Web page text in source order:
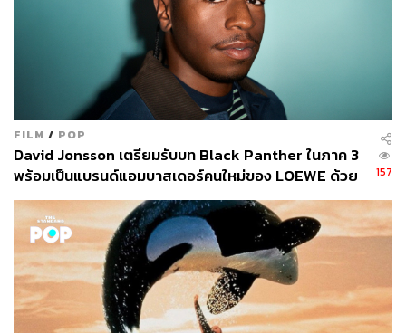
The Marvel Experience ในประเทศไทยถือเป็นการเปิดตลาด
ของมาร์เวลเป็นประเทศแรกในเอเชียตะวันออกเฉียงใต้และ
แห่งที่ 3 ของโลก ตามหลังสหรัฐอเมริกา และเมืองปูซาน
ประเทศเกาหลีใต้ ที่เปิดบริการไปเมื่อเดือนตุลาคมปีที่ผ่านมา
และมาร์เวลเองยังเล็งเห็นว่าตลาดอาเซียนมีการเติบโตใน
เรื่องปริมาณการซื้อสินค้าที่ระลึกของมาร์เวลรวดเร็วที่สุดใน
โลก แถมตัวละครต่างๆ ก็ยังเป็นที่ประทับใจของเด็กรุ่นใหม่
ซึ่งเมื่อเทียบกับสหรัฐอเมริกานั้นพบว่าเริ่มอิ่มตัวแล้ว เพราะ
เด็กๆ รู้จักกับตัวละครเหล่านี้มาเป็นเวลานาน
“The Marvel Experience Thailand ถือเป็นที่แรกในอาเซียนที่
FILM / POP
David Jonsson เตรียมรับบท Black Panther ในภาค 3
พร้อมเป็นแบรนด์แอมบาสเดอร์คนใหม่ของ LOEWE ด้วย
157